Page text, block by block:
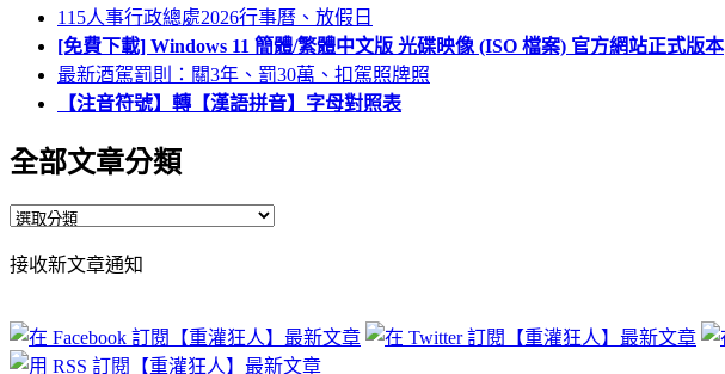
115人事行政總處2026行事曆、放假日
[免費下載] Windows 11 簡體/繁體中文版 光碟映像 (ISO 檔案) 官方網站正式版本
最新酒駕罰則：關3年、罰30萬、扣駕照牌照
【注音符號】轉【漢語拼音】字母對照表
全部文章分類
全
文
分
類
接收新文章通知